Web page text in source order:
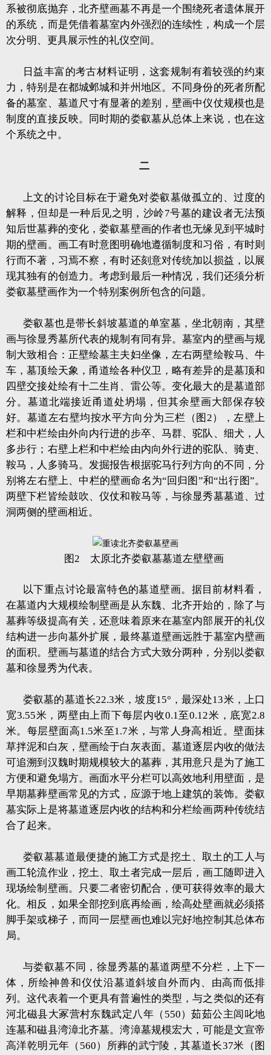
系被彻底抛弃，北齐壁画墓不再是一个围绕死者遗体展开
的系统，而是凭借着墓室内外强烈的连续性，构成一个层
次分明、更具展示性的礼仪空间。
日益丰富的考古材料证明，这套规制有着较强的约束
力，特别是在都城邺城和并州地区。不同身份的死者所配
备的墓室、墓道尺寸有显著的差别，壁画中仪仗规模也是
制度的直接反映。同时期的娄叡墓从总体上来说，也在这
个系统之中。
二
上文的讨论目标在于避免对娄叡墓做孤立的、过度的
解释，但却是一种后见之明，沙岭7号墓的建设者无法预
知后世墓葬的变化，娄叡墓壁画的作者也无缘见到平城时
期的壁画。画工有时意图明确地遵循制度和习俗，有时则
行而不著，习焉不察，有时还刻意对传统加以损益，以展
现其独有的创造力。考虑到最后一种情况，我们还须分析
娄叡墓壁画作为一个特别案例所包含的问题。
娄叡墓也是带长斜坡墓道的单室墓，坐北朝南，其壁
画与徐显秀墓所代表的规制有同有异。墓室内的壁画与规
制大致相合：正壁绘墓主夫妇坐像，左右两壁绘鞍马、牛
车，墓顶绘天象，甬道绘各种仪卫，略有差异的是墓顶和
四壁交接处绘有十二生肖、雷公等。变化最大的是墓道部
分。墓道北端接近甬道处坍塌，但其余壁画大部保存较
好。墓道左右壁均按水平方向分为三栏（图2），左壁上
栏和中栏绘由外向内行进的步卒、马群、驼队、细犬，人
多步行；右壁上栏和中栏绘由内向外行进的驼队、骑吏、
鞍马，人多骑马。发掘报告根据驼马行列方向的不同，分
别将左右壁上、中栏的壁画命名为“回归图”和“出行图”。
两壁下栏皆绘鼓吹、仪仗和鞍马等，与徐显秀墓墓道、过
洞两侧的壁画相近。
图2 太原北齐娄叡墓墓道左壁壁画
以下重点讨论最富特色的墓道壁画。据目前材料看，
在墓道内大规模绘制壁画是从东魏、北齐开始的，除了与
墓葬等级提高有关，还意味着原来在墓室内部展开的礼仪
结构进一步向墓外扩展，最终墓道壁画远胜于墓室内壁画
的面积。壁画与墓道的结合方式大致分两种，分别以娄叡
墓和徐显秀为代表。
娄叡墓的墓道长22.3米，坡度15°，最深处13米，上口
宽3.55米，两壁由上而下每层内收0.1至0.12米，底宽2.8
米。每层壁面高1.5米至1.7米，与常人身高相近。壁面抹
草拌泥和白灰，壁画绘于白灰表面。墓道逐层内收的做法
可追溯到汉魏时期规模较大的墓葬，其用意只是为了施工
方便和避免塌方。画面水平分栏可以高效地利用壁面，是
早期墓葬壁画常见的方式，应源于地上建筑的装饰。娄叡
墓实际上是将墓道逐层内收的结构和分栏绘画两种传统结
合了起来。
娄叡墓墓道最便捷的施工方式是挖土、取土的工人与
画工轮流作业，挖土、取土者完成一层后，画工随即进入
现场绘制壁画。只要二者密切配合，便可获得效率的最大
化。相反，如果全部挖到底再绘画，绘高处壁画就必须搭
脚手架或梯子，而同一层壁画也难以完好地控制其总体布
局。
与娄叡墓不同，徐显秀墓的墓道两壁不分栏，上下一
体，所绘神兽和仪仗沿墓道斜坡自外而内、由高而低排
列。这代表着一个更具有普遍性的类型，与之类似的还有
河北磁县大冢营村东魏武定八年（550）茹茹公主闾叱地
连墓和磁县湾漳北齐墓。湾漳墓规模宏大，可能是文宣帝
高洋乾明元年（560）所葬的武宁陵，其墓道长37米（图